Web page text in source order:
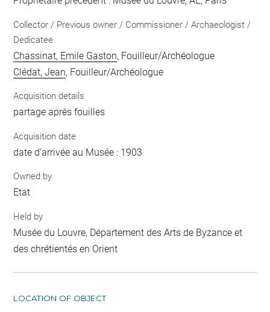
Collector / Previous owner / Commissioner / Archaeologist /
Dedicatee
Chassinat, Emile Gaston, Fouilleur/Archéologue
Clédat, Jean, Fouilleur/Archéologue
Acquisition details
partage après fouilles
Acquisition date
date d'arrivée au Musée : 1903
Owned by
Etat
Held by
Musée du Louvre, Département des Arts de Byzance et
des chrétientés en Orient
LOCATION OF OBJECT